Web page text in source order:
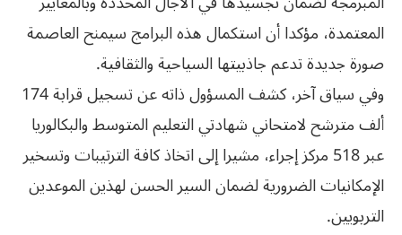
المعتمدة، مؤكدا أن استكمال هذه البرامج سيمنح العاصمة
صورة جديدة تدعم جاذبيتها السياحية والثقافية.
وفي سياق آخر، كشف المسؤول ذاته عن تسجيل قرابة 174
ألف مترشح لامتحاني شهادتي التعليم المتوسط والبكالوريا
عبر 518 مركز إجراء، مشيرا إلى اتخاذ كافة الترتيبات وتسخير
الإمكانيات الضرورية لضمان السير الحسن لهذين الموعدين
التربويين.